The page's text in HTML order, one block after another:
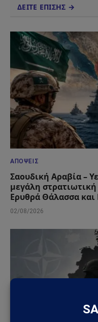
ΔΕΙΤΕ ΕΠΙΣΗΣ →
ΑΠΌΨΕΙΣ
Σαουδική Αραβία –
μεγάλη
Ερυθρά Θάλασσα
02/08/2026